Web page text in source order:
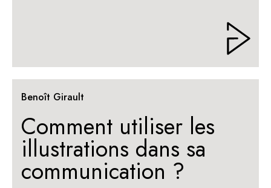
Benoît Girault
Comment utiliser les
illustrations dans sa
communication ?